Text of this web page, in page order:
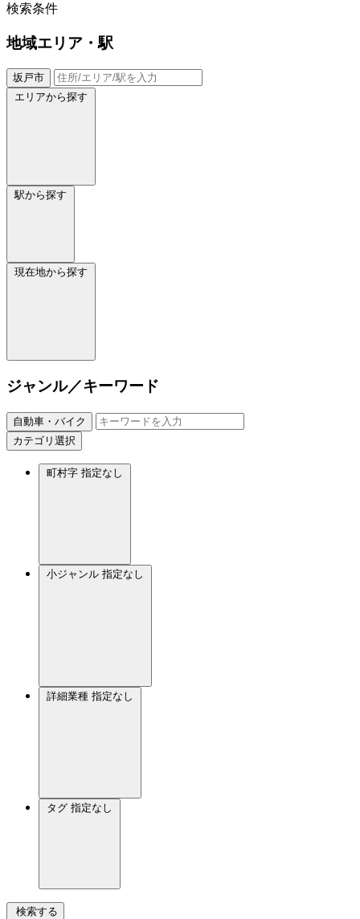
検索条件
地域エリア・駅
坂戸市
エリアから探す
駅から探す
現在地から探す
ジャンル／キーワード
自動車・バイク
カテゴリ選択
町村字 指定なし
小ジャンル 指定なし
詳細業種 指定なし
タグ 指定なし
検索する